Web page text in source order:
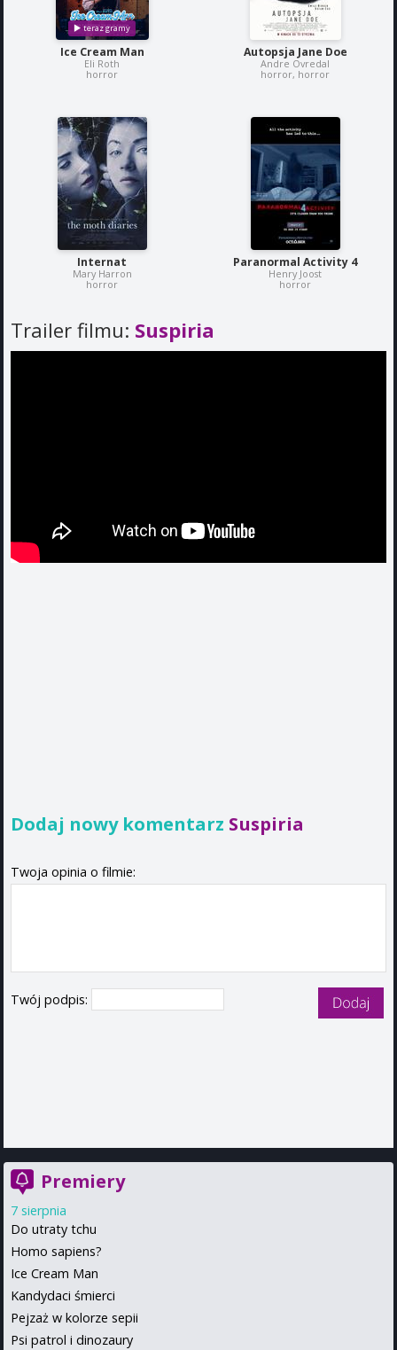
Ice Cream Man
Eli Roth
horror
Autopsja Jane Doe
Andre Ovredal
horror, horror
Internat
Mary Harron
horror
Paranormal Activity 4
Henry Joost
horror
Trailer filmu: Suspiria
Dodaj nowy komentarz Suspiria
Twoja opinia o filmie:
Twój podpis:
Premiery
7 sierpnia
Do utraty tchu
Homo sapiens?
Ice Cream Man
Kandydaci śmierci
Pejzaż w kolorze sepii
Psi patrol i dinozaury